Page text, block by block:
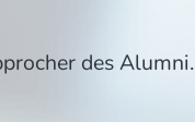
des Alumni.